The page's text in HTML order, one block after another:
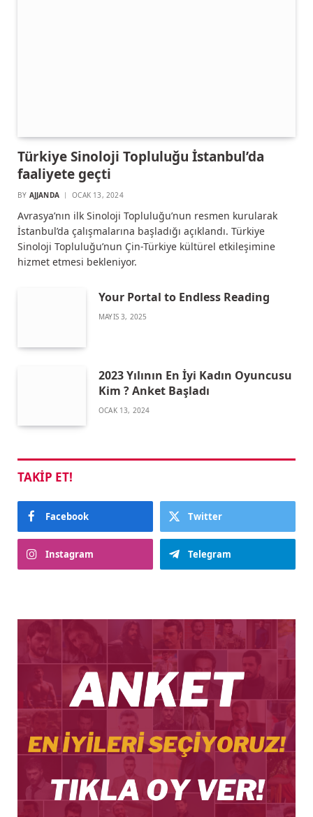
Türkiye Sinoloji Topluluğu İstanbul’da
faaliyete geçti
BY AJJANDA OCAK 13, 2024
Avrasya’nın ilk Sinoloji Topluluğu’nun resmen kurularak
İstanbul’da çalışmalarına başladığı açıklandı. Türkiye
Sinoloji Topluluğu’nun Çin-Türkiye kültürel etkileşimine
hizmet etmesi bekleniyor.
Your Portal to Endless Reading
MAYIS 3, 2025
2023 Yılının En İyi Kadın Oyuncusu
Kim ? Anket Başladı
OCAK 13, 2024
TAKIP ET!
Facebook Twitter
Instagram Telegram